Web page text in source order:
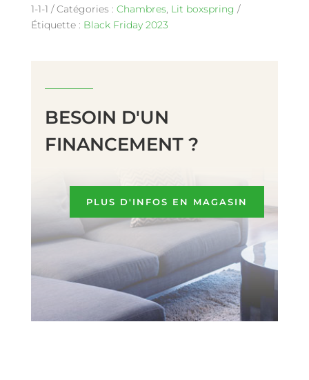
1-1-1
Catégories : Chambres, Lit boxspring
Étiquette : Black Friday 2023
BESOIN D'UN
FINANCEMENT ?
PLUS D'INFOS EN MAGASIN